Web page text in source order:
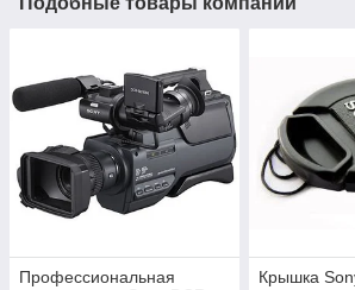
Профессиональная
Крышка